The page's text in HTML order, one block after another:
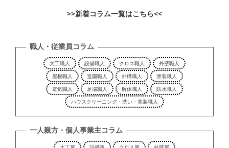
>>新着コラム一覧はこちら<<
職人・従業員コラム
大工職人 設備職人 クロス職人
外壁職人
屋根職人
造園職人 外構職人
塗装職人
電気職人
足場職人 解体職人
防水職人
ハウスクリーニング・洗い・美装職人
一人親方・個人事業主コラム